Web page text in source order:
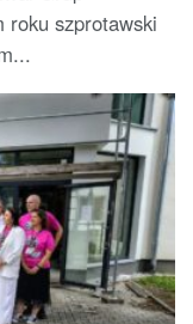
roku szprotawski